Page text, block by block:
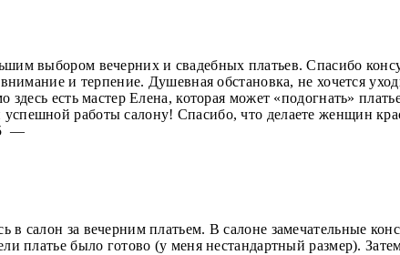
выбором вечерних и свадебных платьев. Спасибо
внимание и терпение. Душевная обстановка, не хочется
здесь есть мастер Елена, которая может «подогнать»
работы салону! Спасибо, что делаете женщин
—
в салон за вечерним платьем. В салоне замечательные
платье было готово (у меня нестандартный размер).